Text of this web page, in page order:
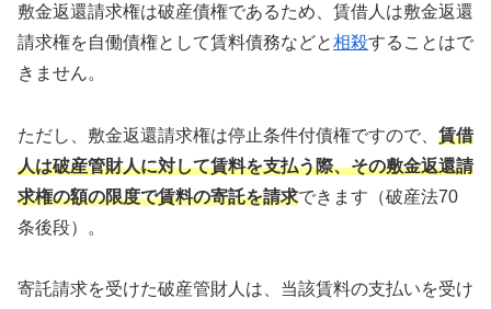
敷金返還請求権は破産債権であるため、賃借人は敷金返還
請求権を自働債権として賃料債務などと相殺することはで
きません。
ただし、敷金返還請求権は停止条件付債権ですので、 賃借
人は破産管財人に対して賃料を支払う際、その敷金返還請
求権の額の限度で賃料の寄託を請求できます（破産法70
条後段）。
寄託請求を受けた破産管財人は、当該賃料の支払いを受け